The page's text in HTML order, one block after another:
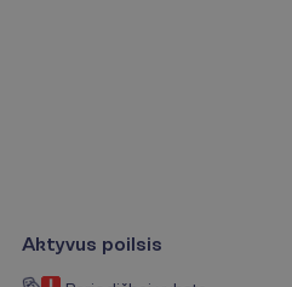
Aktyvus poilsis